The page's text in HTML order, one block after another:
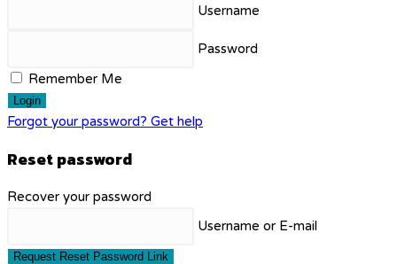
Username
Password
Remember Me
Login
Forgot your password? Get help
Reset password
Recover your password
Username or E-mail
Request Reset Password Link